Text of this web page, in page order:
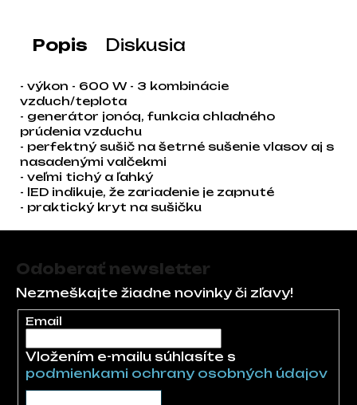
Popis Diskusia
- výkon - 600 W - 3 kombinácie
vzduch/teplota
- generátor jonóq, funkcia chladného
prúdenia vzduchu
- perfektný sušič na šetrné sušenie vlasov aj s
nasadenými valčekmi
- veľmi tichý a ľahký
- lED indikuje, že zariadenie je zapnuté
- praktický kryt na sušičku
Odoberať newsletter
Nezmeškajte žiadne novinky či zľavy!
Email
Vložením e-mailu súhlasíte s
podmienkami ochrany osobných údajov